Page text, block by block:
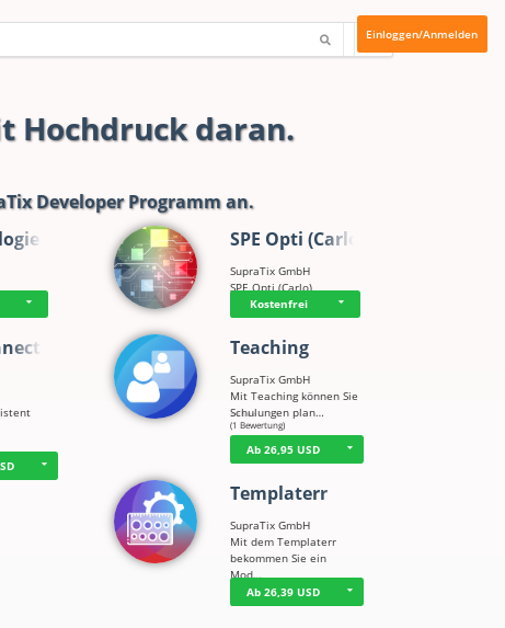
Einloggen/Anmelden
Hochdruck daran.
Developer Programman.
SPE Opti (Carlo)
SupraTix GmbH
SPE Opti (Carlo)
Kostenfrei
Teaching
SupraTix GmbH
Mit Teaching können Sie
Schulungen plan…
☆☆ ☆☆☆
(1 Bewertung)
Ab 26,95 USD
Templaterr
SupraTix GmbH
Mit dem Templaterr
bekommen Sie ein
Mod…
Ab 26,39 USD